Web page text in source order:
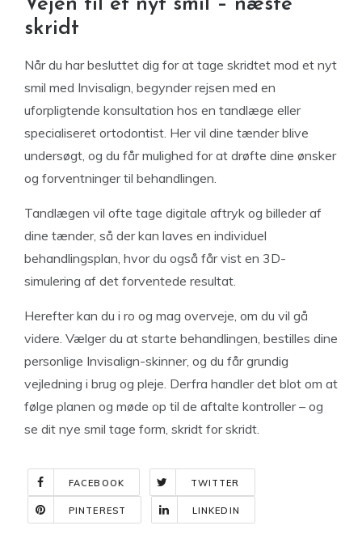
Vejen til et nyt smil – næste
skridt
Når du har besluttet dig for at tage skridtet mod et nyt
smil med Invisalign, begynder rejsen med en
uforpligtende konsultation hos en tandlæge eller
specialiseret ortodontist. Her vil dine tænder blive
undersøgt, og du får mulighed for at drøfte dine ønsker
og forventninger til behandlingen.
Tandlægen vil ofte tage digitale aftryk og billeder af
dine tænder, så der kan laves en individuel
behandlingsplan, hvor du også får vist en 3D-
simulering af det forventede resultat.
Herefter kan du i ro og mag overveje, om du vil gå
videre. Vælger du at starte behandlingen, bestilles dine
personlige Invisalign-skinner, og du får grundig
vejledning i brug og pleje. Derfra handler det blot om at
følge planen og møde op til de aftalte kontroller – og
se dit nye smil tage form, skridt for skridt.
FACEBOOK TWITTER
PINTEREST LINKEDIN